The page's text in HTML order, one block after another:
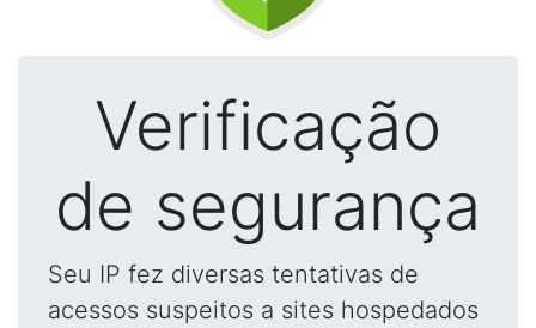
Verificação
de segurança
Seu IP fez diversas tentativas de
acessos suspeitos a sites hospedados